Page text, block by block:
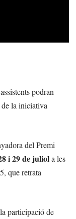
podran
la iniciativa
del Premi
i 29 de juliola les
que retrata
participació de